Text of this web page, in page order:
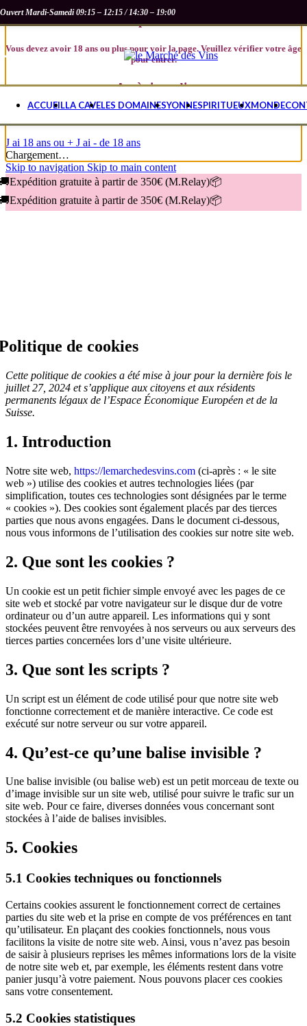
Vous avez plus de 18 ans ?
Vous devez avoir 18 ans ou plus pour voir la page. Veuillez vérifier votre âge
pour entrer.
Accès interdit
J ai 18 ans ou + J ai - de 18 ans
Chargement…
Skip to navigation Skip to main content
gratuite à partir de 350€ (M.Relay)📦
gratuite à partir de 350€ (M.Relay)📦
Ouvert Mardi-Samedi09:15 – 12:15 / 14:30 – 19:00
MENU
ACCUEILLA CAVELES DOMAINESYONNESPIRITUEUXMONDE
de cookies
Cette politique de cookies a été mise à jour pour la dernière fois le
juillet 27, 2024 et s’applique aux citoyens et aux résidents
permanents légaux de l’Espace Économique Européen et de la
Suisse.
1. Introduction
Notre site web, https://lemarchedesvins.com (ci-après : « le site
web ») utilise des cookies et autres technologies liées (par
simplification, toutes ces technologies sont désignées par le terme
« cookies »). Des cookies sont également placés par des tierces
parties que nous avons engagées. Dans le document ci-dessous,
nous vous informons de l’utilisation des cookies sur notre site web.
2. Que sont les cookies ?
Un cookie est un petit fichier simple envoyé avec les pages de ce
site web et stocké par votre navigateur sur le disque dur de votre
ordinateur ou d’un autre appareil. Les informations qui y sont
stockées peuvent être renvoyées à nos serveurs ou aux serveurs des
tierces parties concernées lors d’une visite ultérieure.
3. Que sont les scripts ?
Un script est un élément de code utilisé pour que notre site web
fonctionne correctement et de manière interactive. Ce code est
exécuté sur notre serveur ou sur votre appareil.
4. Qu’est-ce qu’une balise invisible ?
Une balise invisible (ou balise web) est un petit morceau de texte ou
d’image invisible sur un site web, utilisé pour suivre le trafic sur un
site web. Pour ce faire, diverses données vous concernant sont
stockées à l’aide de balises invisibles.
5. Cookies
5.1 Cookies techniques ou fonctionnels
Certains cookies assurent le fonctionnement correct de certaines
parties du site web et la prise en compte de vos préférences en tant
qu’utilisateur. En plaçant des cookies fonctionnels, nous vous
facilitons la visite de notre site web. Ainsi, vous n’avez pas besoin
de saisir à plusieurs reprises les mêmes informations lors de la visite
de notre site web et, par exemple, les éléments restent dans votre
panier jusqu’à votre paiement. Nous pouvons placer ces cookies
sans votre consentement.
5.2 Cookies statistiques